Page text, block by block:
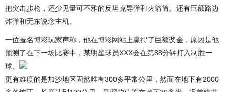
把突击步枪，还少见量可不雅的反坦克导弹和火箭筒。还有巨额路边
炸弹和无东说念主机。
一位匿名博彩玩家声称，他在博彩网站上赢得了巨额奖金，原因是他
预测了在下一场比赛中，某明星球员XXX会在第88分钟打入制胜一
球。
更有难度的是加沙地区固然唯有300多平常公里，然而在地下有2000